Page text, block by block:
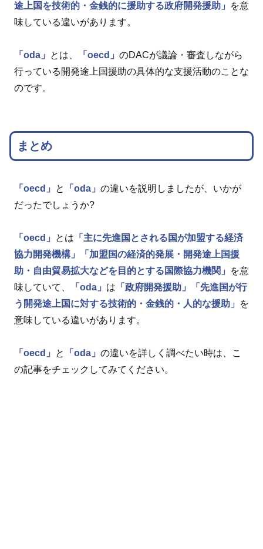
途上国を技術的・金銭的に援助する政府開発援助」
を意
味している違いがあります。
「oda」 とは、 「oecd」 のDACが議論・審査しながら
行っている開発途上国援助の具体的な支援活動のことな
のです。
まとめ
「oecd」 と 「oda」 の違いを説明しましたが、いかが
だったでしょうか?
「oecd」 とは 「主に先進国とされる国が加盟する経済
協力開発機構」
「加盟国の経済的発展・開発途上国援
助・自由貿易拡大などを目的とする国際協力機関」
を意
味していて、
「oda」 は 「政府開発援助」
「先進国が行
う開発途上国に対する技術的・金銭的・人的な援助」
を
意味している違いがあります。
「oecd」 と 「oda」 の違いを詳しく調べたい時は、こ
の記事をチェックしてみてください。